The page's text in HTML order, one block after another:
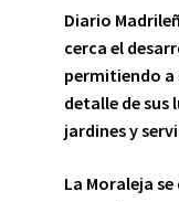
Diario
cerca el
permitiendo a
detalle de sus
jardines y
La Moraleja